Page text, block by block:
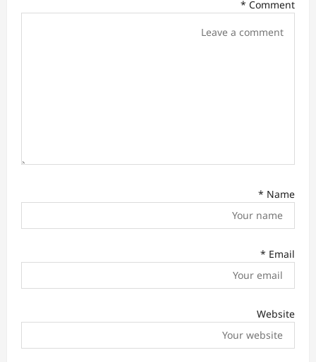
i
Comment
*
Name
*
Email
*
Website